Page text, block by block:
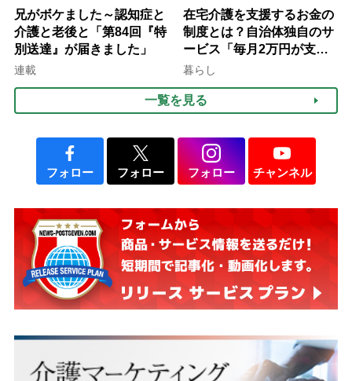
兄がボケました～認知症と
介護と老後と「第84回『特
別送達』が届きました」
連載
在宅介護を支援するお金の
制度とは？自治体独自のサ
ービス「毎月2万円が支給
される」ケースも【FP解
暮らし
一覧を見る
フォロー フォロー フォロー チャンネル